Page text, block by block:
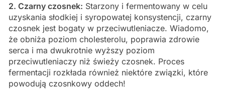
2. Czarny czosnek: Starzony i fermentowany w celu
uzyskania słodkiej i syropowatej konsystencji, czarny
czosnek jest bogaty w przeciwutleniacze. Wiadomo,
że obniża poziom cholesterolu, poprawia zdrowie
serca i ma dwukrotnie wyższy poziom
przeciwutleniaczy niż świeży czosnek. Proces
fermentacji rozkłada również niektóre związki, które
powodują czosnkowy oddech!